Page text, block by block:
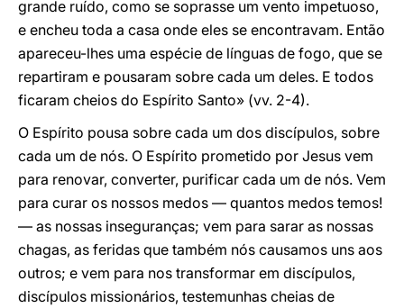
grande ruído, como se soprasse um vento impetuoso,
e encheu toda a casa onde eles se encontravam. Então
apareceu-lhes uma espécie de línguas de fogo, que se
repartiram e pousaram sobre cada um deles. E todos
ficaram cheios do Espírito Santo» (vv. 2-4).
O Espírito pousa sobre cada um dos discípulos, sobre
cada um de nós. O Espírito prometido por Jesus vem
para renovar, converter, purificar cada um de nós. Vem
para curar os nossos medos — quantos medos temos!
— as nossas inseguranças; vem para sarar as nossas
chagas, as feridas que também nós causamos uns aos
outros; e vem para nos transformar em discípulos,
discípulos missionários, testemunhas cheias de